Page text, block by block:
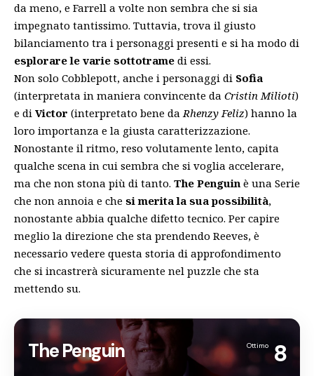
da meno, e Farrell a volte non sembra che si sia
impegnato tantissimo. Tuttavia, trova il giusto
bilanciamento tra i personaggi presenti e si ha modo di
esplorare le varie sottotrame di essi.
Non solo Cobblepott, anche i personaggi di Sofia
(interpretata in maniera convincente da Cristin Milioti)
e di Victor (interpretato bene daRhenzy Feliz) hanno la
loro importanza e la giusta caratterizzazione.
Nonostante il ritmo, reso volutamente lento, capita
qualche scena in cui sembra che si voglia accelerare,
ma che non stona più di tanto. The Penguin è una Serie
che non annoia e che si merita la sua possibilità,
nonostante abbia qualche difetto tecnico. Per capire
meglio la direzione che sta prendendo Reeves, è
necessario vedere questa storia di approfondimento
che si incastrerà sicuramente nel puzzle che sta
mettendo su.
The Penguin Ottimo 8